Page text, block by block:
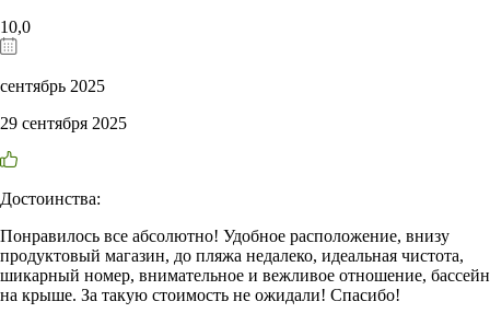
10,0
сентябрь 2025
29 сентября 2025
Достоинства:
Понравилось все абсолютно! Удобное расположение, внизу
продуктовый магазин, до пляжа недалеко, идеальная чистота,
шикарный номер, внимательное и вежливое отношение, бассейн
на крыше. За такую стоимость не ожидали! Спасибо!